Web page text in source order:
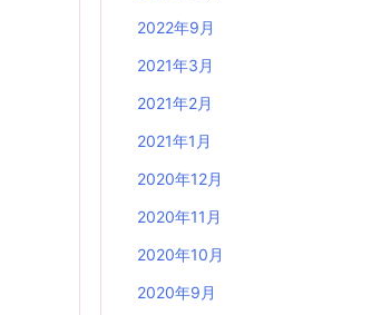
2022年9月
2021年3月
2021年2月
2021年1月
2020年12月
2020年11月
2020年10月
2020年9月